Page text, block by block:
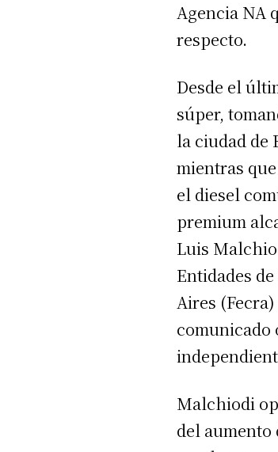
Agencia NA
respecto.
Desde el
súper,
la ciudad de
mientras
el diesel
premium
Luis
Entidades
Aires
comunicado
Malchiodi
del aumento